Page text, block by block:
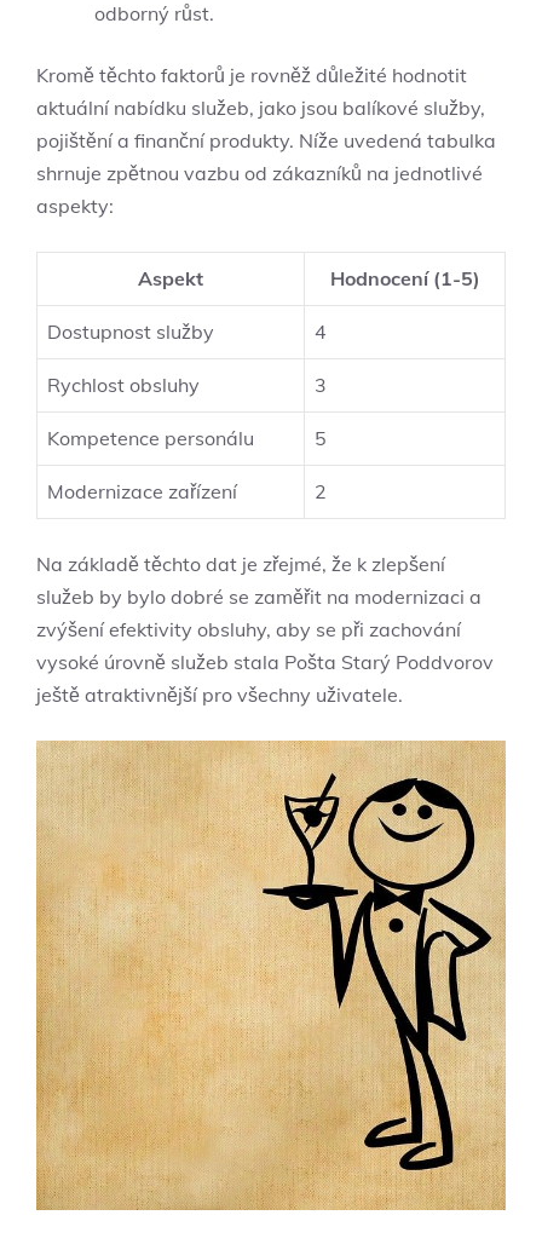
odborný růst.
Kromě těchto faktorů je rovněž důležité hodnotit
aktuální nabídku služeb, jako jsou balíkové služby,
pojištění a finanční produkty. Níže uvedená tabulka
shrnuje zpětnou vazbu od zákazníků na jednotlivé
aspekty:
Aspekt Hodnocení (1-5)
Dostupnost služby 4
Rychlost obsluhy 3
Kompetence personálu 5
Modernizace zařízení 2
Na základě těchto dat je zřejmé, že k zlepšení
služeb by bylo dobré se zaměřit na modernizaci a
zvýšení efektivity obsluhy, aby se při zachování
vysoké úrovně služeb stala Pošta Starý Poddvorov
ještě atraktivnější pro všechny uživatele.